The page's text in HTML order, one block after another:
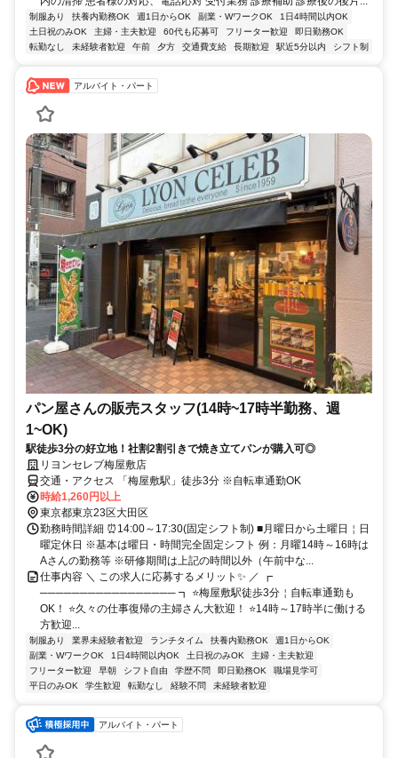
制服あり 扶養内勤務OK 週1日からOK 副業・WワークOK
1日4時間以内OK
土日祝のみOK
主婦・主夫歓迎 60代も応募可 フリーター歓迎
即日勤務OK
転勤なし
未経験者歓迎 午前 夕方 交通費支給 長期歓迎 駅近5分以内 シフト制
アルバイト・パート
パン屋さんの販売スタッフ(14時~17時半勤務、週
1~OK)
駅徒歩3分の好立地！社割2割引きで焼き立てパンが購入可◎
リヨンセレブ梅屋敷店
交通・アクセス 「梅屋敷駅」徒歩3分 ※自転車通勤OK
時給1,260円以上
東京都東京23区大田区
勤務時間詳細 ⏰14:00～17:30(固定シフト制) ■月曜日から土曜日￤日
曜定休日 ※基本は曜日・時間完全固定シフト 例：月曜14時～16時は
Aさんの勤務等 ※研修期間は上記の時間以外（午前中な...
仕事内容 ＼ この求人に応募するメリット✨ ／ ┏
───────────────── ┓ ⭐梅屋敷駅徒歩3分￤自転車通勤も
OK！ ⭐久々の仕事復帰の主婦さん大歓迎！ ⭐14時～17時半に働ける
方歓迎...
制服あり 業界未経験者歓迎 ランチタイム 扶養内勤務OK
週1日からOK
副業・WワークOK
1日4時間以内OK 土日祝のみOK
主婦・主夫歓迎
フリーター歓迎
早朝 シフト自由 学歴不問 即日勤務OK
職場見学可
平日のみOK
学生歓迎 転勤なし 経験不問 未経験者歓迎
アルバイト・パート